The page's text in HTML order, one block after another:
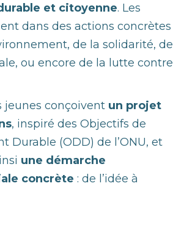
et citoyenne. Les
dans des actions concrètes
de la solidarité, de
ou encore de la lutte contre
jeunes conçoivent un projet
, inspiré des Objectifs de
Durable (ODD) de l’ONU, et
une démarche
concrète : de l’idée à